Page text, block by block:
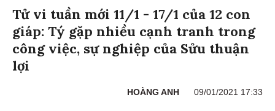
Tử vi tuần mới 11/1 - 17/1 của 12 con
giáp: Tý gặp nhiều cạnh tranh trong
công việc, sự nghiệp của Sửu thuận
lợi
HOÀNG ANH 09/01/2021 17:33